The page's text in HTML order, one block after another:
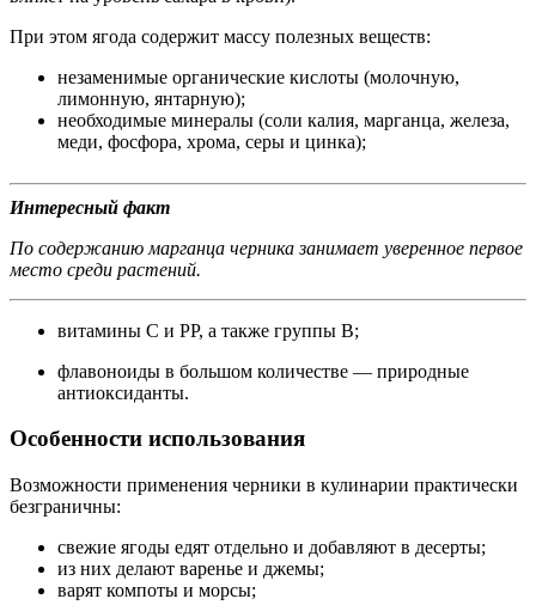
При этом ягода содержит массу полезных веществ:
незаменимые органические кислоты (молочную,
лимонную, янтарную);
необходимые минералы (соли калия, марганца, железа,
меди, фосфора, хрома, серы и цинка);
Интересный факт
По содержанию марганца черника занимает уверенное первое
место среди растений.
витамины С и РР, а также группы В;
флавоноиды в большом количестве — природные
антиоксиданты.
Особенности использования
Возможности применения черники в кулинарии практически
безграничны:
свежие ягоды едят отдельно и добавляют в десерты;
из них делают варенье и джемы;
варят компоты и морсы;